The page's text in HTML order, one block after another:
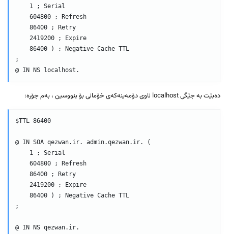
    1 ; Serial
    604800 ; Refresh
    86400 ; Retry
    2419200 ; Expire
    86400 ) ; Negative Cache TTL
;
دەبێت بە جێگی localhost ناوی دۆمەینەکەی خۆمانی بۆ بنووسین ، بەم جۆرە:
$TTL 86400
@ IN SOA qezwan.ir. admin.qezwan.ir. (
    1 ; Serial
    604800 ; Refresh
    86400 ; Retry
    2419200 ; Expire
    86400 ) ; Negative Cache TTL
;